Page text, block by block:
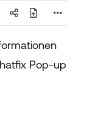
Pop-up